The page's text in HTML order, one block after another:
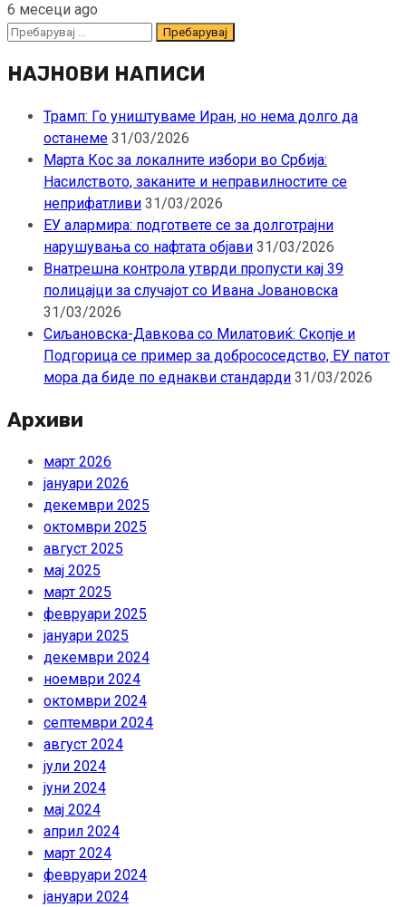
6 месеци ago
Пребарувај
НАЈНОВИ НАПИСИ
Трамп: Го уништуваме Иран, но нема долго да
останеме 31/03/2026
Марта Кос за локалните избори во Србија:
Насилството, заканите и неправилностите се
неприфатливи 31/03/2026
ЕУ алармира: подгответе се за долготрајни
нарушувања со нафтата објави 31/03/2026
Внатрешна контрола утврди пропусти кај 39
полицајци за случајот со Ивана Јовановска
31/03/2026
Сиљановска-Давкова со Милатовиќ: Скопје и
Подгорица се пример за добрососедство, ЕУ патот
мора да биде по еднакви стандарди 31/03/2026
Архиви
март 2026
јануари 2026
декември 2025
октомври 2025
август 2025
мај 2025
март 2025
февруари 2025
јануари 2025
декември 2024
ноември 2024
октомври 2024
септември 2024
август 2024
јули 2024
јуни 2024
мај 2024
април 2024
март 2024
февруари 2024
јануари 2024